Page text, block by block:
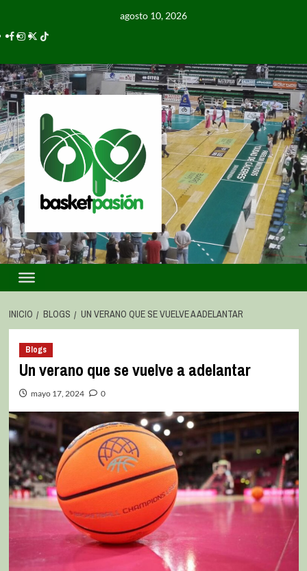
agosto 10, 2026
INICIO BLOGS UN VERANO QUE SE VUELVE A ADELANTAR
Blogs
Un verano que se vuelve a adelantar
mayo 17, 2024 0